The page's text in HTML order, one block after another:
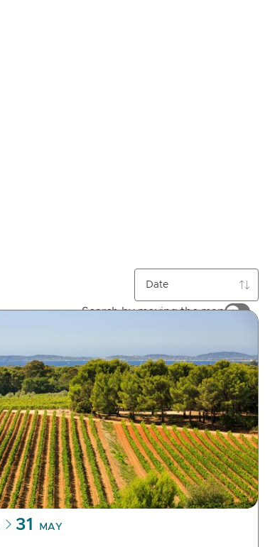
Search by moving the map
Tried by :
31 MAY